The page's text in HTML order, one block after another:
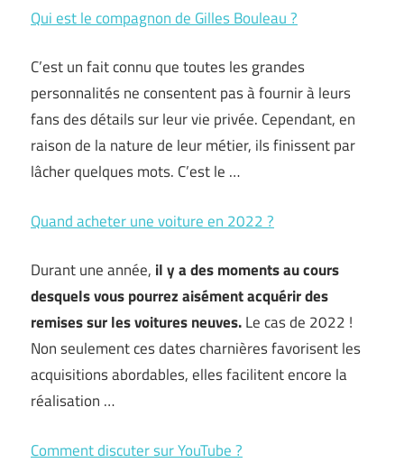
Qui est le compagnon de Gilles Bouleau ?
C’est un fait connu que toutes les grandes
personnalités ne consentent pas à fournir à leurs
fans des détails sur leur vie privée. Cependant, en
raison de la nature de leur métier, ils finissent par
lâcher quelques mots. C’est le …
Quand acheter une voiture en 2022 ?
Durant une année, il y a des moments au cours
desquels vous pourrez aisément acquérir des
remises sur les voitures neuves.Le cas de 2022 !
Non seulement ces dates charnières favorisent les
acquisitions abordables, elles facilitent encore la
réalisation …
Comment discuter sur YouTube ?